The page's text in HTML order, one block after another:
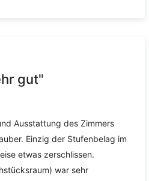
gut"
Ausstattung des Zimmers
Einzig der Stufenbelag im
etwas zerschlissen.
war sehr